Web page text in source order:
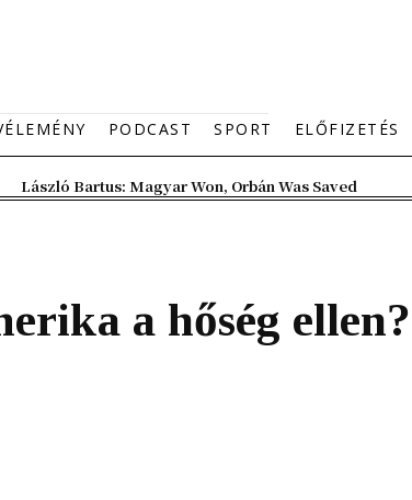
PODCAST SPORT ELŐFIZETÉS
László Bartus: Magyar Won, Orbán Was Saved
a hőség ellen?